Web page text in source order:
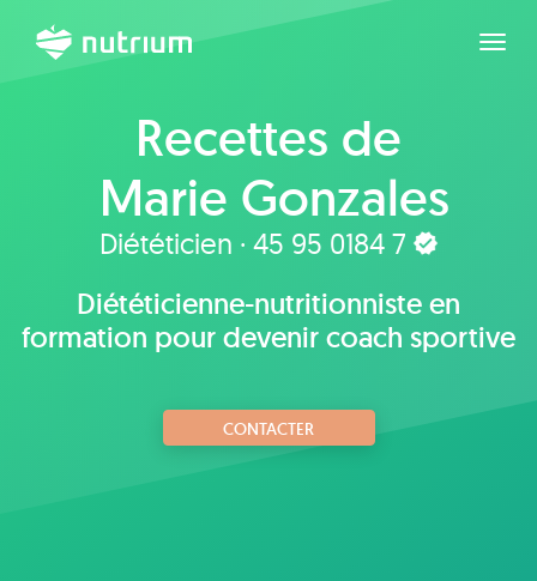
Recettes de
Marie Gonzales
Diététicien · 45 95 0184 7
Diététicienne-nutritionniste en
formation pour devenir coach sportive
CONTACTER